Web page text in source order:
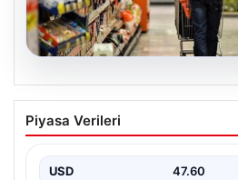
05.08.2026
Nisan Ayı Enflasyon
Zaman Açıklanacak?
Türkiye İstatistik Kurumu (TÜİK)
Piyasa Verileri
USD 47.60